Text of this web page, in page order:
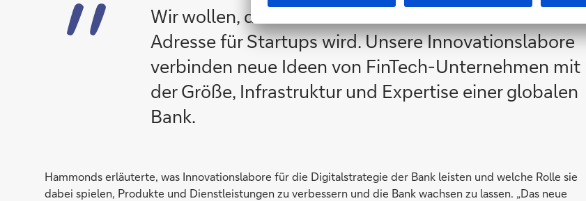
Wir wollen, dass die Deutsche Bank die erste
Adresse für Startups wird. Unsere Innovationslabore
verbinden neue Ideen von FinTech-Unternehmen mit
der Größe, Infrastruktur und Expertise einer globalen
Bank.
Hammonds erläuterte, was Innovationslabore für die Digitalstrategie der Bank leisten und welche Rolle sie
dabei spielen, Produkte und Dienstleistungen zu verbessern und die Bank wachsen zu lassen. „Das neue